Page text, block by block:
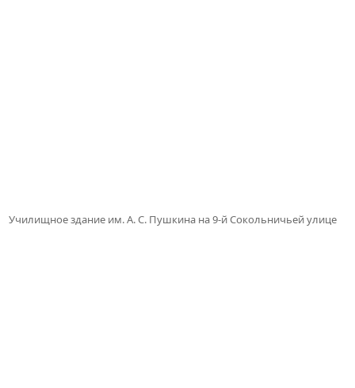
Училищное здание им. А. С. Пушкина на 9-й Сокольничьей улице